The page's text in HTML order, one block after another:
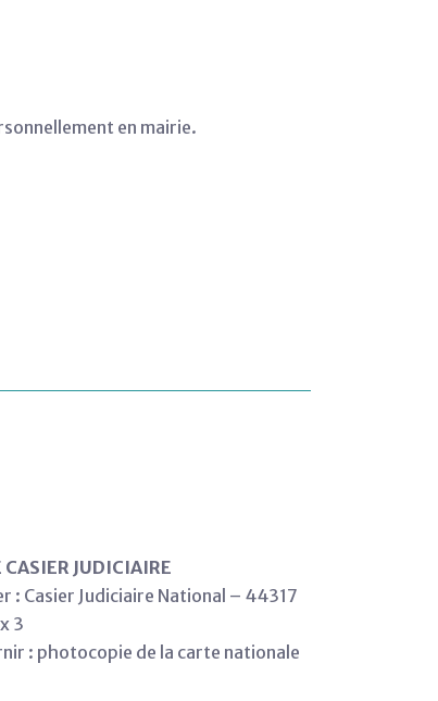
en mairie.
JUDICIAIRE
: Casier Judiciaire National – 44317
3
: photocopie de la carte nationale